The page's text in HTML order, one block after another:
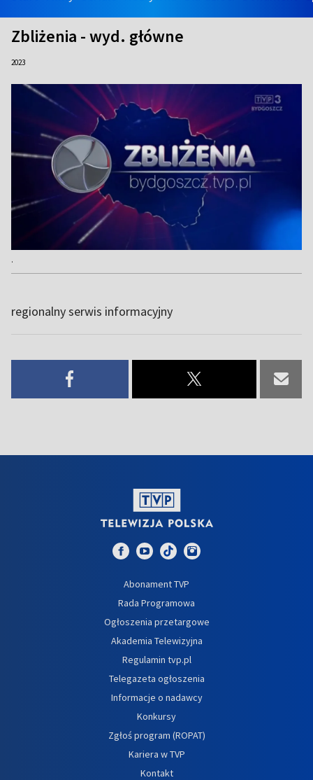
Zbliżenia - wyd. główne
2023
.
regionalny serwis informacyjny
Abonament TVP
Rada Programowa
Ogłoszenia przetargowe
Akademia Telewizyjna
Regulamin tvp.pl
Telegazeta ogłoszenia
Informacje o nadawcy
Konkursy
Zgłoś program (ROPAT)
Kariera w TVP
Kontakt